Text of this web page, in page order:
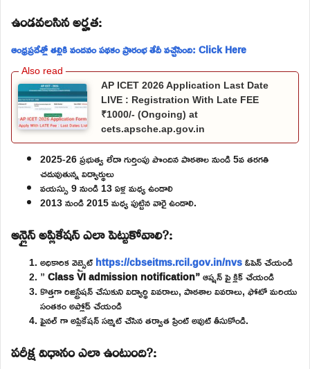
ఉండవలసిన అర్హత:
ఆంధ్రప్రదేశ్లో తల్లికి వందనం పథకం ప్రారంభ తేదీ వచ్చేసింది: Click Here
AP ICET 2026 Application Last Date
LIVE : Registration With Late FEE
₹1000/- (Ongoing) at
cets.apsche.ap.gov.in
2025-26 ప్రభుత్వ లేదా గుర్తింపు పొందిన పాఠశాల నుండి 5వ తరగతి
చదువుతున్న విద్యార్థులు
వయస్సు 9 నుండి 13 ఏళ్ల మధ్య ఉండాలి
2013 నుండి 2015 మధ్య పుట్టిన వారై ఉండాలి.
ఆన్లైన్ అప్లికేషన్ ఎలా పెట్టుకోవాలి?:
అధికారిక వెబ్సైట్https://cbseitms.rcil.gov.in/nvsఓపెన్ చేయండి
”Class VI admission notification”ఆప్షన్ పై క్లిక్ చేయండి
కొత్తగా రిజిస్ట్రేషన్ చేసుకుని విద్యార్థి వివరాలు, పాఠశాల వివరాలు, ఫోటో మరియు
సంతకం అప్లోడ్ చేయండి
ఫైనల్ గా అప్లికేషన్ సబ్మిట్ చేసిన తర్వాత ప్రింట్ అవుట్ తీసుకోండి.
పరీక్ష విధానం ఎలా ఉంటుంది?: